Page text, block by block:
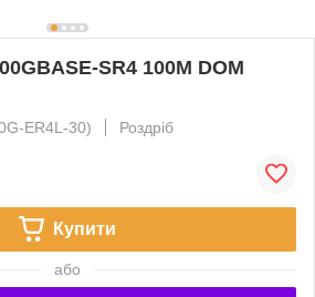
SR4 100М DOM
ER4L-30)
Роздріб
Купити
або